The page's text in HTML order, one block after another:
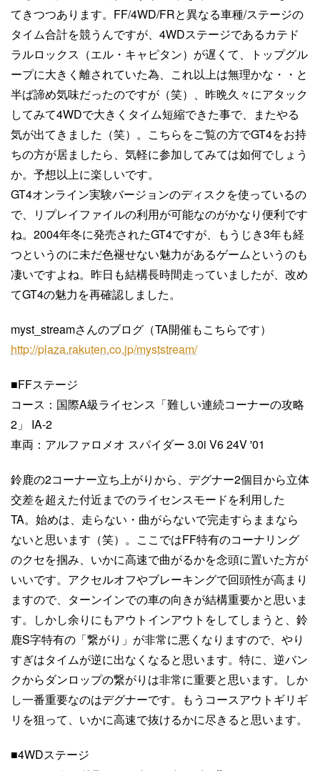
てきつつあります。FF/4WD/FRと異なる車種/ステージの
タイム合計を競うんですが、4WDステージであるカテド
ラルロックス（エル・キャピタン）が遅くて、トップグル
ープに大きく離されていた為、これ以上は無理かな・・と
半ば諦め気味だったのですが（笑）、昨晩久々にアタック
してみて4WDで大きくタイム短縮できた事で、またやる
気が出てきました（笑）。こちらをご覧の方でGT4をお持
ちの方が居ましたら、気軽に参加してみては如何でしょう
か。予想以上に楽しいです。
GT4オンライン実験バージョンのディスクを使っているの
で、リプレイファイルの利用が可能なのがかなり便利です
ね。2004年冬に発売されたGT4ですが、もうじき3年も経
つというのに未だ色褪せない魅力があるゲームというのも
凄いですよね。昨日も結構長時間走っていましたが、改め
てGT4の魅力を再確認しました。
myst_streamさんのブログ（TA開催もこちらです）
http://plaza.rakuten.co.jp/myststream/
■FFステージ
コース：国際A級ライセンス「難しい連続コーナーの攻略
2」 IA-2
車両：アルファロメオ スパイダー 3.0i V6 24V '01
鈴鹿の2コーナー立ち上がりから、デグナー2個目から立体
交差を超えた付近までのライセンスモードを利用した
TA。始めは、走らない・曲がらないで完走すらままなら
ないと思います（笑）。ここではFF特有のコーナリング
のクセを掴み、いかに高速で曲がるかを念頭に置いた方が
いいです。アクセルオフやブレーキングで回頭性が高まり
ますので、ターンインでの車の向きが結構重要かと思いま
す。しかし余りにもアウトインアウトをしてしまうと、鈴
鹿S字特有の「繋がり」が非常に悪くなりますので、やり
すぎはタイムが逆に出なくなると思います。特に、逆バン
クからダンロップの繋がりは非常に重要と思います。しか
し一番重要なのはデグナーです。もうコースアウトギリギ
リを狙って、いかに高速で抜けるかに尽きると思います。
■4WDステージ